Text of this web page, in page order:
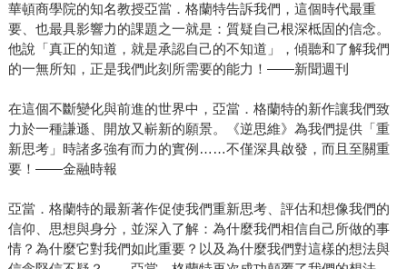
華頓商學院的知名教授亞當．格蘭特告訴我們，這個時代最重
要、也最具影響力的課題之一就是：質疑自己根深柢固的信念。
他說「真正的知道，就是承認自己的不知道」，傾聽和了解我們
的一無所知，正是我們此刻所需要的能力！——新聞週刊
在這個不斷變化與前進的世界中，亞當．格蘭特的新作讓我們致
力於一種謙遜、開放又嶄新的願景。《逆思維》為我們提供「重
新思考」時諸多強有而力的實例……不僅深具啟發，而且至關重
要！——金融時報
亞當．格蘭特的最新著作促使我們重新思考、評估和想像我們的
信仰、思想與身分，並深入了解：為什麼我們相信自己所做的事
情？為什麼它對我們如此重要？以及為什麼我們對這樣的想法與